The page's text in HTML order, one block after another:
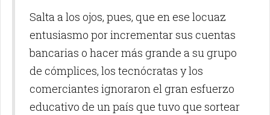
Salta a los ojos, pues, que en ese locuaz
entusiasmo por incrementar sus cuentas
bancarias o hacer más grande a su grupo
de cómplices, los tecnócratas y los
comerciantes ignoraron el gran esfuerzo
educativo de un país que tuvo que sortear